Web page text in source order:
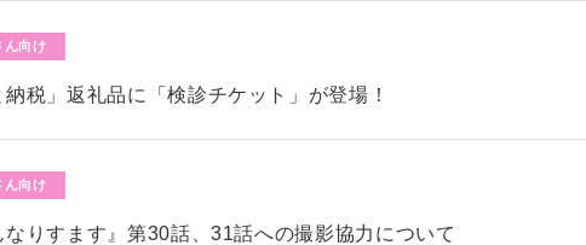
ん向け
税」返礼品に「検診チケット」が登場！
ん向け
なりすます』第30話、31話への撮影協力について